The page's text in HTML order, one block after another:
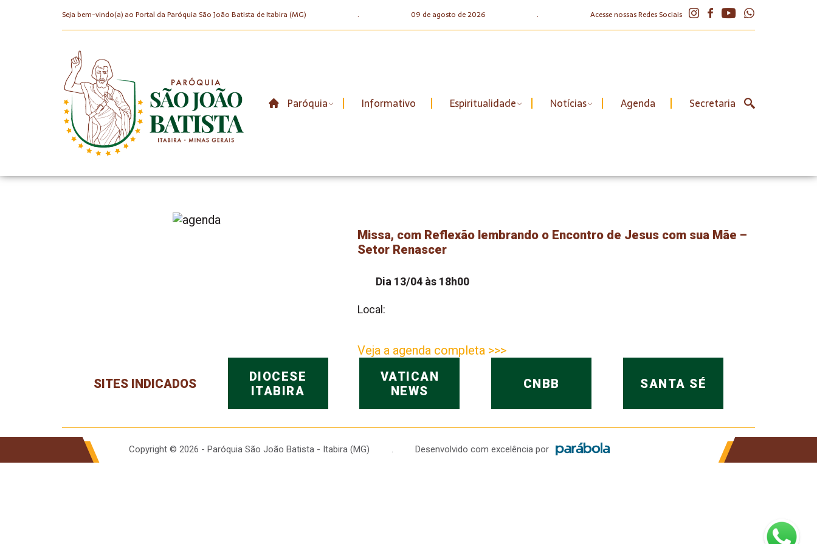
Seja bem-vindo(a) ao Portal da Paróquia São João Batista de Itabira (MG) . 09 de agosto de 2026 . Acesse nossas Redes Sociais
Paróquia Informativo Espiritualidade Notícias Agenda Secretaria
Missa, com Reflexão lembrando o Encontro de Jesus com sua Mãe –
Setor Renascer
Dia 13/04 às 18h00
Local:
Veja a agenda completa >>>
SITES INDICADOS
DIOCESE
ITABIRA
VATICAN
NEWS
CNBB SANTA SÉ
Copyright © 2026 - Paróquia São João Batista - Itabira (MG) . Desenvolvido com excelência por